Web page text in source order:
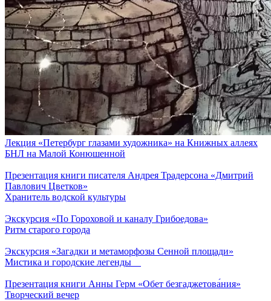
Лекция «Петербург глазами художника» на Книжных аллеях
БНЛ на Малой Конюшенной
Презентация книги писателя Андрея Традерсона «Дмитрий
Павлович Цветков»
Хранитель водской культуры
Экскурсия «По Гороховой и каналу Грибоедова»
Ритм старого города
Экскурсия «Загадки и метаморфозы Сенной площади»
Мистика и городские легенды
Презентация книги Анны Герм «Обет безгаджетова́ния»
Творческий вечер